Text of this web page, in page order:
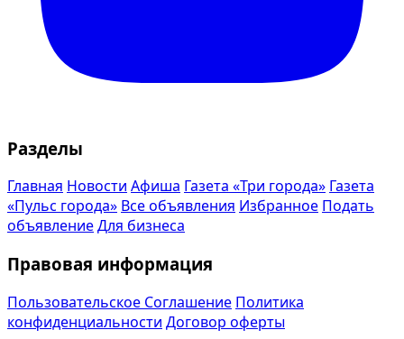
Разделы
Главная Новости Афиша Газета «Три города» Газета
«Пульс города» Все объявления Избранное Подать
объявлениеДля бизнеса
Правовая информация
Пользовательское Соглашение Политика
конфиденциальности Договор оферты